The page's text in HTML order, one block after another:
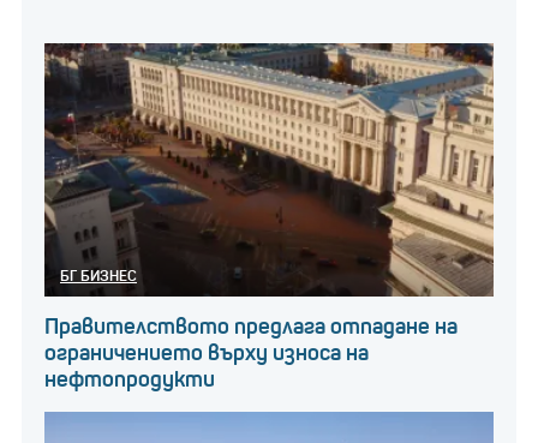
БГ БИЗНЕС
Правителството предлага отпадане на
ограничението върху износа на
нефтопродукти